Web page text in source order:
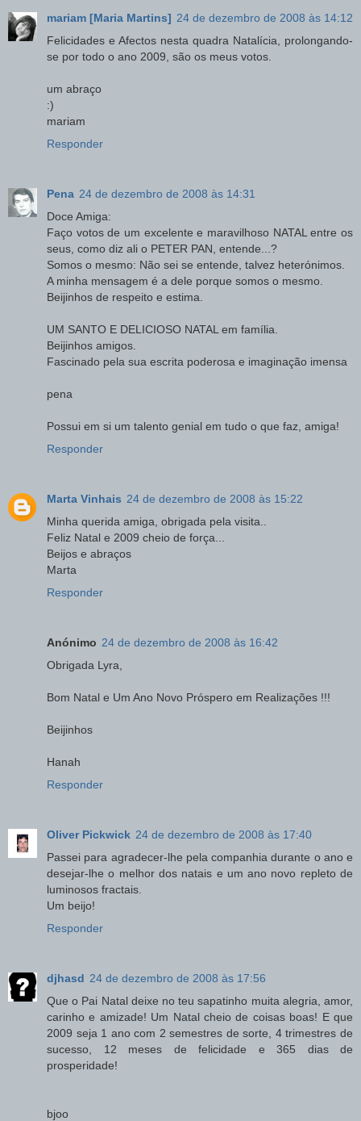
mariam [Maria Martins] 24 de dezembro de 2008 às 14:12
Felicidades e Afectos nesta quadra Natalícia, prolongando-
se por todo o ano 2009, são os meus votos.
um abraço
:)
mariam
Responder
Pena 24 de dezembro de 2008 às 14:31
Doce Amiga:
Faço votos de um excelente e maravilhoso NATAL entre os
seus, como diz ali o PETER PAN, entende...?
Somos o mesmo: Não sei se entende, talvez heterónimos.
A minha mensagem é a dele porque somos o mesmo.
Beijinhos de respeito e estima.
UM SANTO E DELICIOSO NATAL em família.
Beijinhos amigos.
Fascinado pela sua escrita poderosa e imaginação imensa
pena
Possui em si um talento genial em tudo o que faz, amiga!
Responder
Marta Vinhais 24 de dezembro de 2008 às 15:22
Minha querida amiga, obrigada pela visita..
Feliz Natal e 2009 cheio de força...
Beijos e abraços
Marta
Responder
Anónimo 24 de dezembro de 2008 às 16:42
Obrigada Lyra,
Bom Natal e Um Ano Novo Próspero em Realizações !!!
Beijinhos
Hanah
Responder
Oliver Pickwick 24 de dezembro de 2008 às 17:40
Passei para agradecer-lhe pela companhia durante o ano e
desejar-lhe o melhor dos natais e um ano novo repleto de
luminosos fractais.
Um beijo!
Responder
djhasd 24 de dezembro de 2008 às 17:56
Que o Pai Natal deixe no teu sapatinho muita alegria, amor,
carinho e amizade! Um Natal cheio de coisas boas! E que
2009 seja 1 ano com 2 semestres de sorte, 4 trimestres de
sucesso, 12 meses de felicidade e 365 dias de
prosperidade!
bjoo